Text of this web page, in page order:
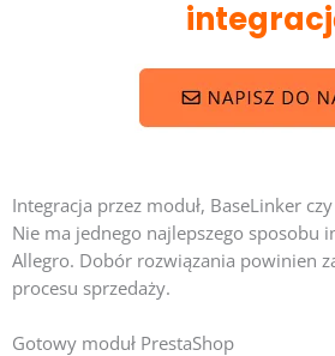
Integracja przez moduł, BaseLinker czy
Nie ma jednego najlepszego sposobu
Allegro. Dobór rozwiązania powinien
procesu sprzedaży.
Gotowy moduł PrestaShop